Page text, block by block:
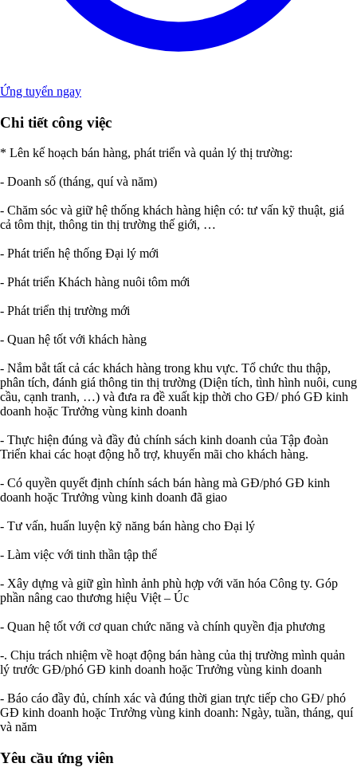
Ứng tuyển ngay
Chi tiết công việc
* Lên kế hoạch bán hàng, phát triển và quản lý thị trường:
- Doanh số (tháng, quí và năm)
- Chăm sóc và giữ hệ thống khách hàng hiện có: tư vấn kỹ thuật, giá
cả tôm thịt, thông tin thị trường thế giới, …
- Phát triển hệ thống Đại lý mới
- Phát triển Khách hàng nuôi tôm mới
- Phát triển thị trường mới
- Quan hệ tốt với khách hàng
- Nắm bắt tất cả các khách hàng trong khu vực. Tổ chức thu thập,
phân tích, đánh giá thông tin thị trường (Diện tích, tình hình nuôi, cung
cầu, cạnh tranh, …) và đưa ra đề xuất kịp thời cho GĐ/ phó GĐ kinh
doanh hoặc Trưởng vùng kinh doanh
- Thực hiện đúng và đầy đủ chính sách kinh doanh của Tập đoàn
Triển khai các hoạt động hỗ trợ, khuyến mãi cho khách hàng.
- Có quyền quyết định chính sách bán hàng mà GĐ/phó GĐ kinh
doanh hoặc Trưởng vùng kinh doanh đã giao
- Tư vấn, huấn luyện kỹ năng bán hàng cho Đại lý
- Làm việc với tinh thần tập thể
- Xây dựng và giữ gìn hình ảnh phù hợp với văn hóa Công ty. Góp
phần nâng cao thương hiệu Việt – Úc
- Quan hệ tốt với cơ quan chức năng và chính quyền địa phương
-. Chịu trách nhiệm về hoạt động bán hàng của thị trường mình quản
lý trước GĐ/phó GĐ kinh doanh hoặc Trưởng vùng kinh doanh
- Báo cáo đầy đủ, chính xác và đúng thời gian trực tiếp cho GĐ/ phó
GĐ kinh doanh hoặc Trưởng vùng kinh doanh: Ngày, tuần, tháng, quí
và năm
Yêu cầu ứng viên